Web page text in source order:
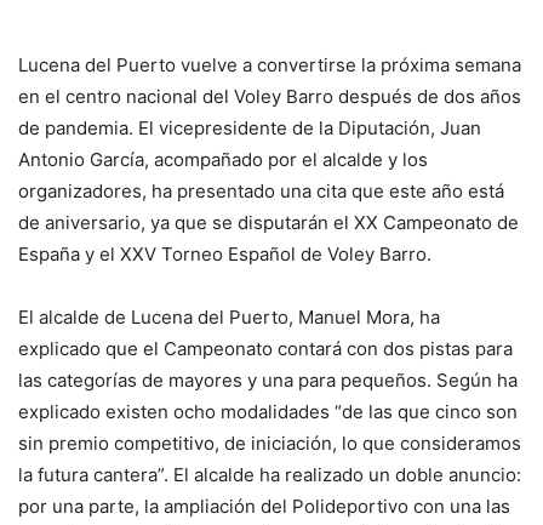
Lucena del Puerto vuelve a convertirse la próxima semana
en el centro nacional del Voley Barro después de dos años
de pandemia. El vicepresidente de la Diputación, Juan
Antonio García, acompañado por el alcalde y los
organizadores, ha presentado una cita que este año está
de aniversario, ya que se disputarán el XX Campeonato de
España y el XXV Torneo Español de Voley Barro.
El alcalde de Lucena del Puerto, Manuel Mora, ha
explicado que el Campeonato contará con dos pistas para
las categorías de mayores y una para pequeños. Según ha
explicado existen ocho modalidades “de las que cinco son
sin premio competitivo, de iniciación, lo que consideramos
la futura cantera”. El alcalde ha realizado un doble anuncio:
por una parte, la ampliación del Polideportivo con una las